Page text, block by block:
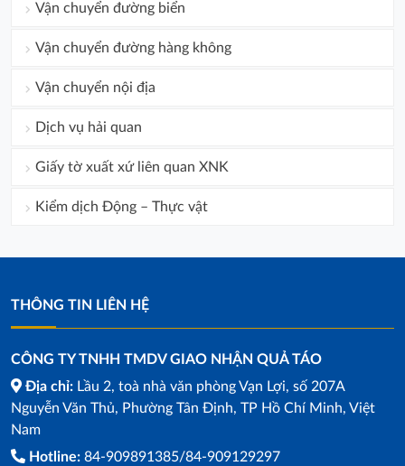
Vận chuyển đường biển
Vận chuyển đường hàng không
Vận chuyển nội địa
Dịch vụ hải quan
Giấy tờ xuất xứ liên quan XNK
Kiểm dịch Động – Thực vật
THÔNG TIN LIÊN HỆ
CÔNG TY TNHH TMDV GIAO NHẬN QUẢ TÁO
Địa chỉ: Lầu 2, toà nhà văn phòng Vạn Lợi, số 207A
Nguyễn Văn Thủ, Phường Tân Định, TP Hồ Chí Minh, Việt
Nam
Hotline: 84-909891385/84-909129297